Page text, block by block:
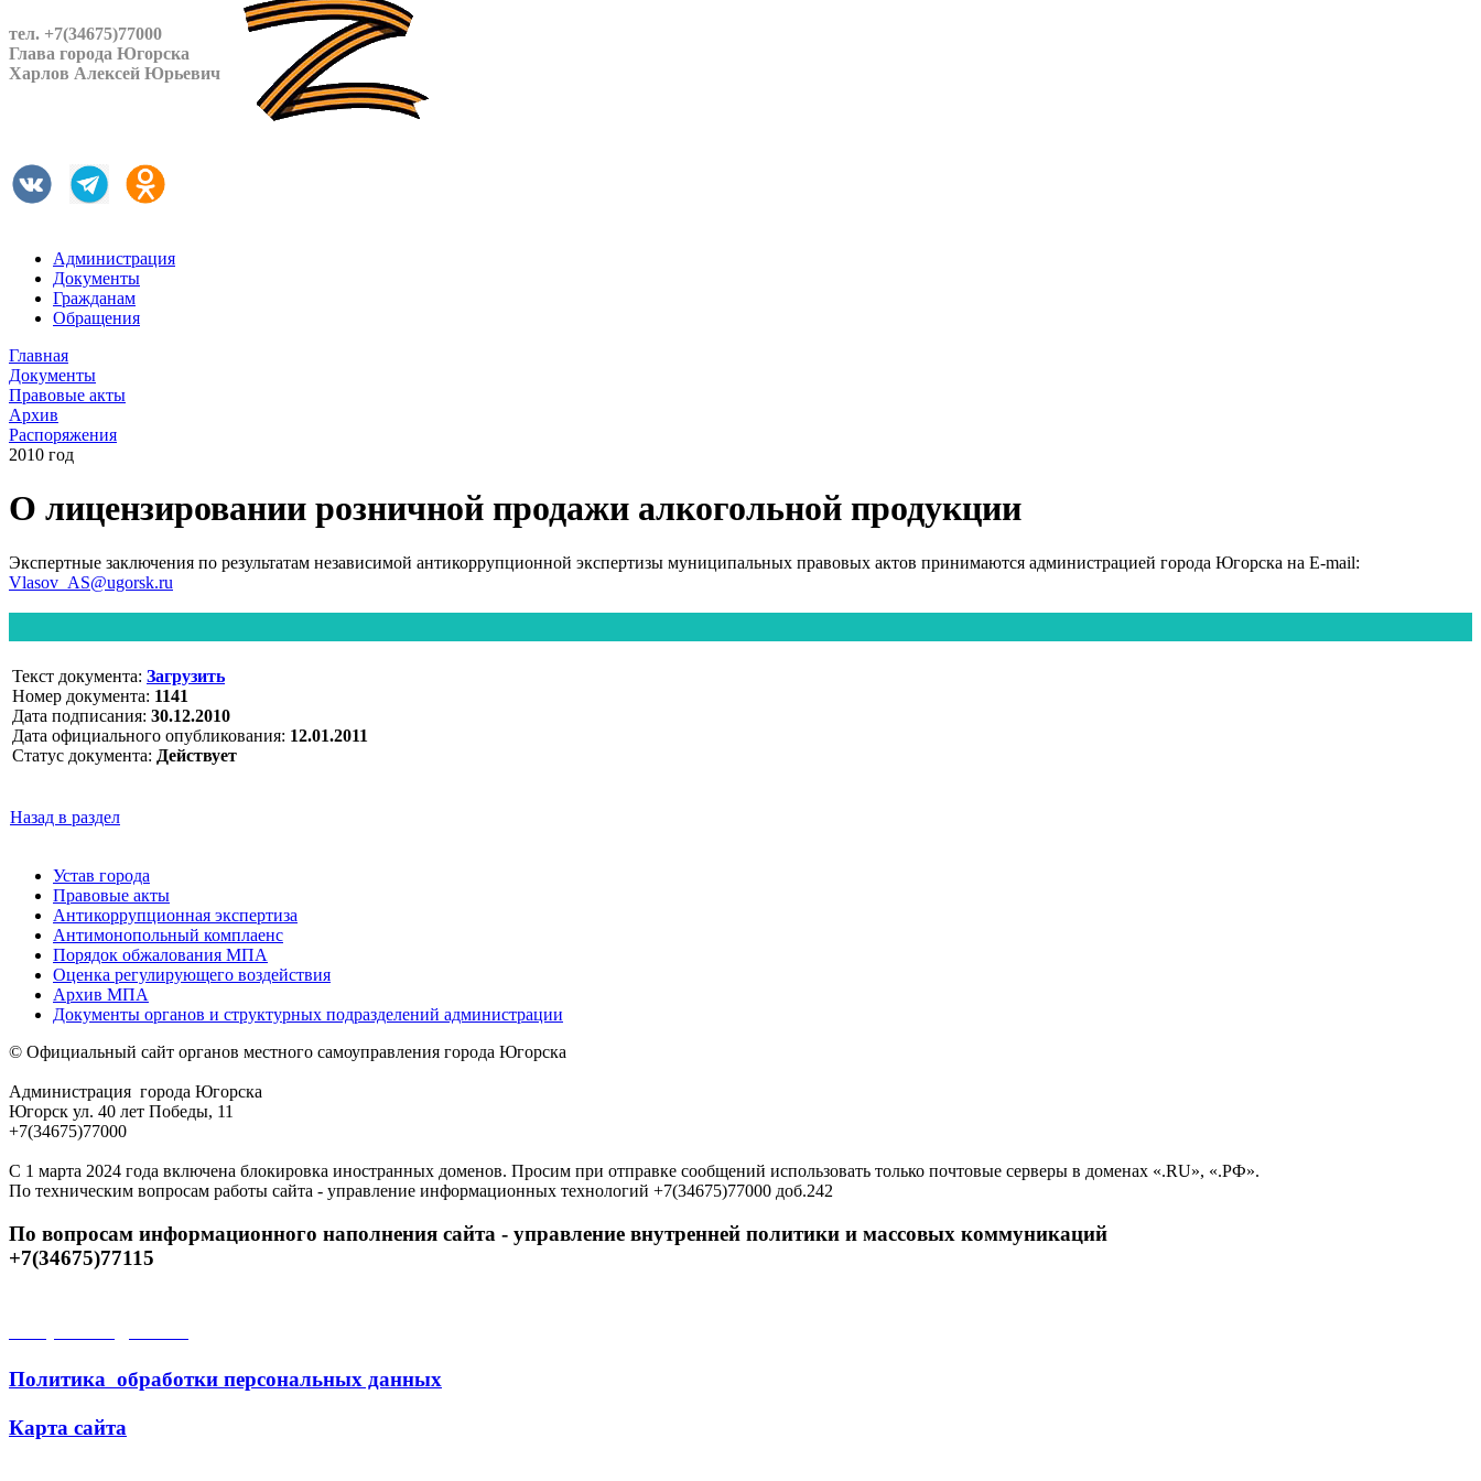
тел. +7(34675)77000
Глава города Югорска
Харлов Алексей Юрьевич
Администрация
Документы
Гражданам
Обращения
Главная
Документы
Правовые акты
Архив
Распоряжения
2010 год
О лицензировании розничной продажи алкогольной продукции
Экспертные заключения по результатам независимой антикоррупционной экспертизы муниципальных правовых актов принимаются администрацией города Югорска на E-mail:
Vlasov_AS@ugorsk.ru
Текст документа: Загрузить
Номер документа: 1141
Дата подписания: 30.12.2010
Дата официального опубликования: 12.01.2011
Статус документа: Действует
Назад в раздел
Устав города
Правовые акты
Антикоррупционная экспертиза
Антимонопольный комплаенс
Порядок обжалования МПА
Оценка регулирующего воздействия
Архив МПА
Документы органов и структурных подразделений администрации
© Официальный сайт органов местного самоуправления города Югорска
Администрация города Югорска
Югорск ул. 40 лет Победы, 11
+7(34675)77000
С 1 марта 2024 года включена блокировка иностранных доменов. Просим при отправке сообщений использовать только почтовые серверы в доменах «.RU», «.РФ».
По техническим вопросам работы сайта - управление информационных технологий +7(34675)77000 доб.242
По вопросам информационного наполнения сайта - управление внутренней политики и массовых коммуникаций
+7(34675)77115
Политика обработки персональных данных
Карта сайта